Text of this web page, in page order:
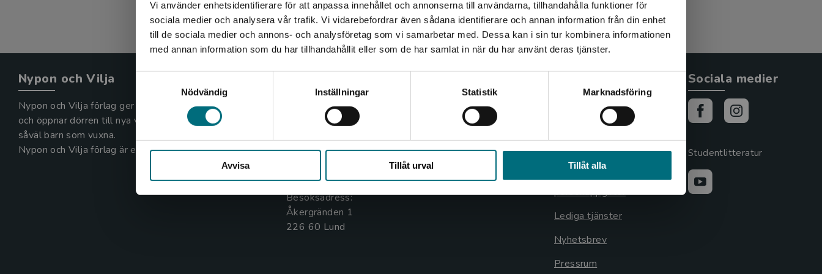
Vi använder enhetsidentifierare för att anpassa innehållet och annonserna till användarna, tillhandahålla funktioner för
sociala medier och analysera vår trafik. Vi vidarebefordrar även sådana identifierare och annan information från din enhet
till de sociala medier och annons- och analysföretag som vi samarbetar med. Dessa kan i sin tur kombinera informationen
med annan information som du har tillhandahållit eller som de har samlat in när du har använt deras tjänster.
Nödvändig
Inställningar Statistik Marknadsföring
Avvisa Tillåt urval Tillåt alla
Det verkar som att du besöker nyponochviljaforlag.se via
en enhet utanför Sverige. Vi erbjuder inte leveranser
utanför Sverige. För att kunna slutföra ett köp måste
leveransadressen vara i Sverige.
Nypon och Vilja
Nypon och Vilja förlag ger ut böcker som väcker läslust
och öppnar dörren till nya världar och möjligheter för
såväl barn som vuxna.
Nypon och Vilja förlag är en del av Studentlitteratur.
Kontakta oss
046-31 20 00
Box 141
Besöksadress:
Åkergränden 1
Kontakta kundservice
046-31 21 00
Frågor och svar
Köpvillkor
Cookieinställningar
GDPR och
personuppgifter
Lediga tjänster
Nyhetsbrev
Pressrum
Sociala medier
Studentlitteratur